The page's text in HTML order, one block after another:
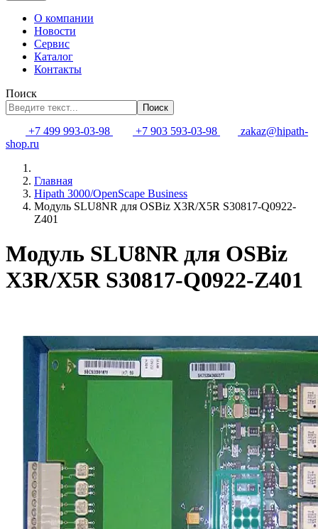
О компании
Новости
Сервис
Каталог
Контакты
Поиск
Поиск
+7 499 993-03-98 +7 903 593-03-98
zakaz@hipath-
shop.ru
Главная
Hipath 3000/OpenScape Business
Модуль SLU8NR для OSBiz X3R/X5R S30817-Q0922-
Z401
Модуль SLU8NR для OSBiz
X3R/X5R S30817-Q0922-Z401